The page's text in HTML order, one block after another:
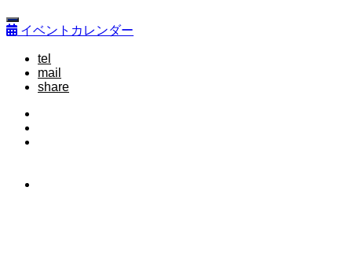
イベントカレンダー
tel
mail
share